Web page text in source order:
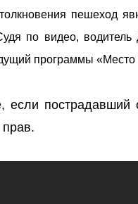
пешеход
по видео,
программы «Место
если пострадавший